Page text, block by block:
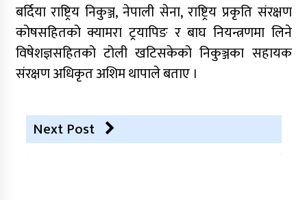
बर्दिया राष्ट्रिय निकुञ्ज, नेपाली सेना, राष्ट्रिय प्रकृति संरक्षण
कोषसहितको क्यामरा ट्रयापिङ र बाघ नियन्त्रणमा लिने
विषेशज्ञसहितको टोली खटिसकेको निकुञ्जका सहायक
संरक्षण अधिकृत अशिम थापाले बताए ।
Next Post